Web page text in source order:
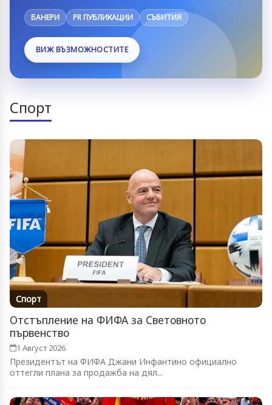
БАНЕРИ PR ПУБЛИКАЦИИ СЪБИТИЯ
ВИЖ ВЪЗМОЖНОСТИТЕ
Спорт
Спорт
Отстъпление на ФИФА за Световното
първенство
1 Август 2026
Президентът на ФИФА Джани Инфантино официално
оттегли плана за продажба на дял...